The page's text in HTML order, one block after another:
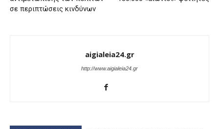
σε περιπτώσεις κινδύνων
aigialeia24.gr
http://www.aigialeia24.gr